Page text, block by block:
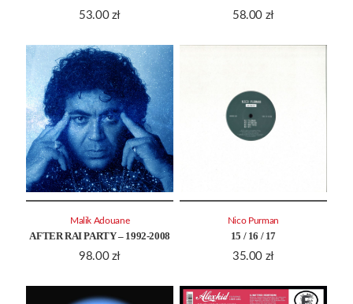
53.00 zł
58.00 zł
AFTER RAI PARTY – 1992-2008
98.00 zł
Malik Adouane
15 / 16 / 17
35.00 zł
Nico Purman